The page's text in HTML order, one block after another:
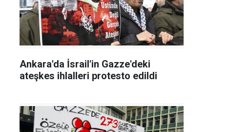
Ankara'da İsrail'in Gazze'deki
ateşkes ihlalleri protesto edildi